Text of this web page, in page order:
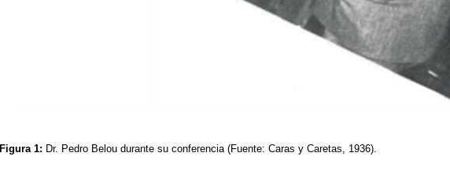
Figura 1: Dr. Pedro Belou durante su conferencia (Fuente: Caras y Caretas, 1936).